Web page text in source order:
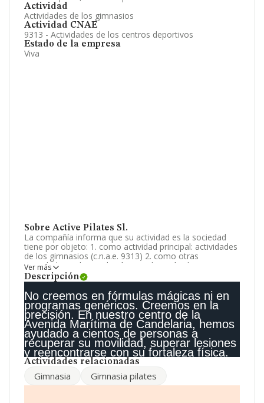
Actividad
Actividades de los gimnasios
Actividad CNAE
9313 - Actividades de los centros deportivos
Estado de la empresa
Viva
Sobre Active Pilates Sl.
La compañía informa que su actividad es la sociedad
tiene por objeto: 1. como actividad principal: actividades
de los gimnasios (c.n.a.e. 9313) 2. como otras
actividades: 1. la instalación y explotación de gimnasios,
compra y venta, importación y exportación, de
maquinaria y elementos relacionadas con el deporte, así
como prendas de. La empresa aparece inscrita en el
Registro Mercantil como Sociedad Limitada. La
actividad de referencia CNAE corresponde a 'Actividades
de los gimnasios', cuyo Código es 9313. La empresa es
importadora y exportadora.
La compañíaActive Pilates S.L, CIF B56704703, tiene
su domicilio social establecido en Avenida Maritima Ed
Cruz De Tenerife, Islas Canarias.
Ver más
Descripción
No creemos en fórmulas mágicas ni en
programas genéricos. Creemos en la
precisión. En nuestro centro de la
Avenida Marítima de Candelaria, hemos
ayudado a cientos de personas a
recuperar su movilidad, superar lesiones
y reencontrarse con su fortaleza física.
Actividades relacionadas
Gimnasia Gimnasia pilates